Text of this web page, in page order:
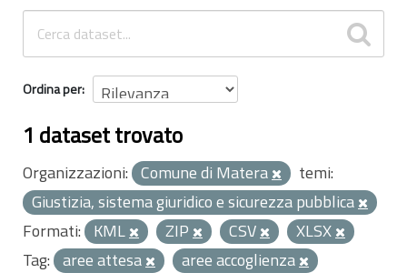
INFORMAZIONI
Ordina per
1 dataset trovato
Organizzazioni: Comune di Matera
temi:
Giustizia, sistema giuridico e sicurezza pubblica
Formati: KML ZIP CSV
XLSX
Tag: aree attesa
aree accoglienza